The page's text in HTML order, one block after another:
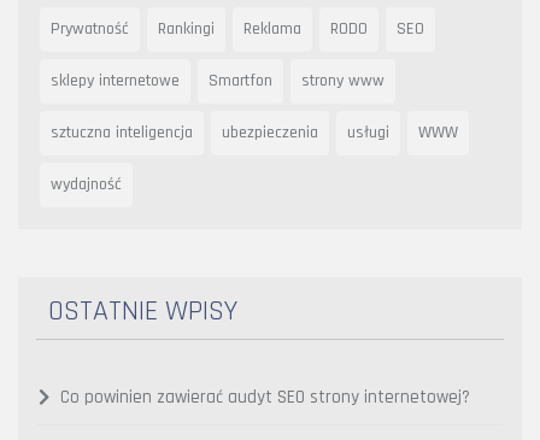
Prywatność Rankingi Reklama RODO SEO
sklepy internetowe Smartfon strony www
sztuczna inteligencja ubezpieczenia usługi WWW
wydajność
OSTATNIE WPISY
Co powinien zawierać audyt SEO strony internetowej?